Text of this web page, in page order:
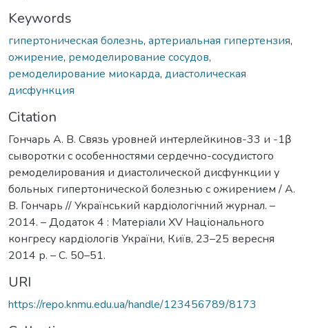
Keywords
гипертоническая болезнь, артериальная гипертензия,
ожирение, ремоделирование сосудов,
ремоделирование миокарда, диастолическая
дисфункция
Citation
Гончарь А. В. Связь уровней интерлейкинов-33 и -1β
сыворотки с особенностями сердечно-сосудистого
ремоделирования и диастолической дисфункции у
больных гипертонической болезнью с ожирением / А.
В. Гончарь // Український кардіологічний журнал. –
2014. – Додаток 4 : Матеріали XV Національного
конгресу кардіологів України, Київ, 23–25 вересня
2014 р. – C. 50–51.
URI
https://repo.knmu.edu.ua/handle/123456789/8173